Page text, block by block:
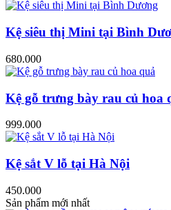
Kệ siêu thị Mini tại Bình
680.000
Kệ gỗ trưng bày rau củ hoa
999.000
Kệ sắt V lỗ tại Hà Nội
450.000
Sản phẩm mới nhất